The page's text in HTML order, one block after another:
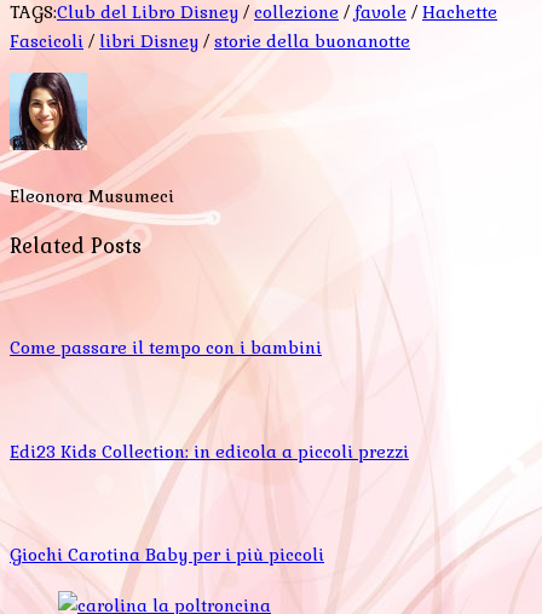
TAGS:Club del Libro Disney / collezione / favole / Hachette
Fascicoli / libri Disney / storie della buonanotte
Eleonora Musumeci
Related Posts
Come passare il tempo con i bambini
Edi23 Kids Collection: in edicola a piccoli prezzi
Giochi Carotina Baby per i più piccoli